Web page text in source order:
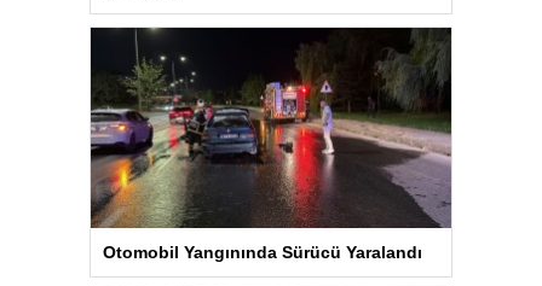
Otomobil Yangınında Sürücü Yaralandı